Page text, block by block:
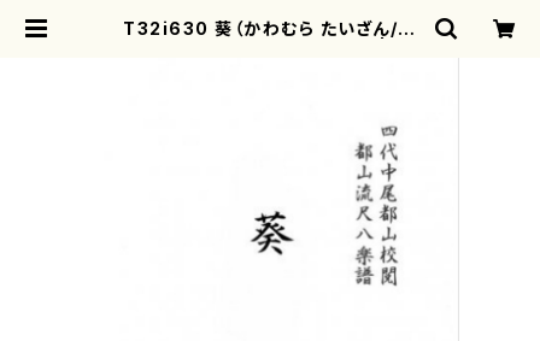
T32i630 葵（かわむら たいざん/楽